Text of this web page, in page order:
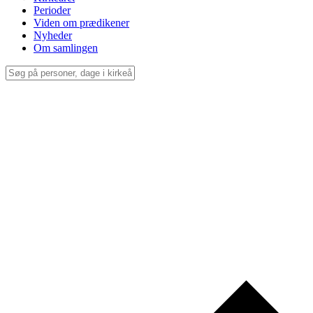
Perioder
Viden om prædikener
Nyheder
Om samlingen